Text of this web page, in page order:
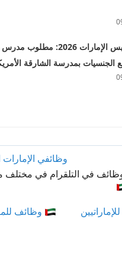
وظائف تدريس الإمارات 2026:
بمدرسة الشارقة الأمريكية